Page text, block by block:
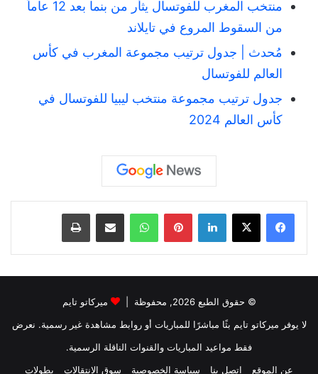
منتخب المغرب للفوتسال يثأر من بنما بعد 12 عاماً
من السقوط المروع في تايلاند
مُحدث | جدول ترتيب مجموعة المغرب في كأس
العالم للفوتسال
جدول ترتيب مجموعة منتخب ليبيا للفوتسال في
كأس العالم 2024
لينكدإن بينتيريست واتساب
© حقوق الطبع 2026, محفوظة |
ميركاتو تايم
لا يوفر ميركاتو تايم بثًا مباشرًا للمباريات أو روابط مشاهدة غير رسمية. نعرض
فقط مواعيد المباريات والقنوات الناقلة الرسمية.
عن الموقع
اتصل بنا سياسة الخصوصية سوق الانتقالات بطولات